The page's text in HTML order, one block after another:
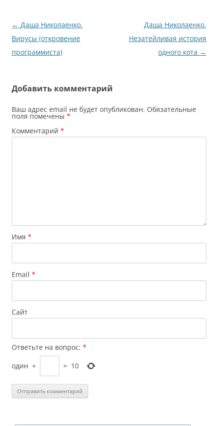
Навигация
по
записям
← Даша Николаенко.
Вирусы (откровение
программиста)
Даша Николаенко.
Незатейливая история
одного кота →
Добавить комментарий
Ваш адрес email не будет опубликован. Обязательные
поля помечены *
Комментарий *
Имя *
Email *
Сайт
Ответьте на вопрос: *
один + = 10